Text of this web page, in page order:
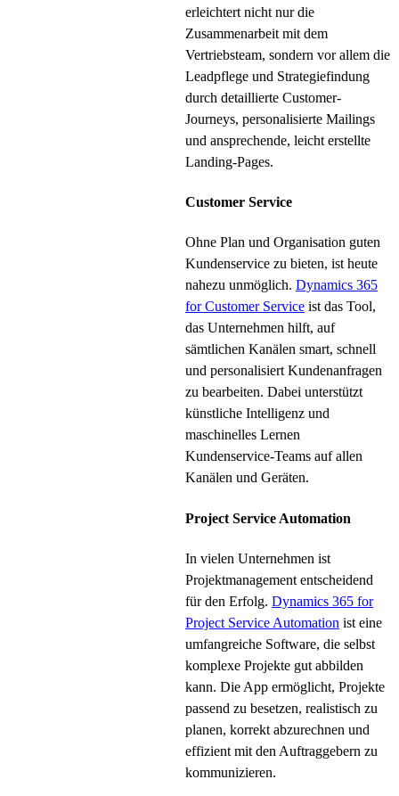
erleichtert nicht nur die
Zusammenarbeit mit dem
Vertriebsteam, sondern vor allem die
Leadpflege und Strategiefindung
durch detaillierte Customer-
Journeys, personalisierte Mailings
und ansprechende, leicht erstellte
Landing-Pages.
Customer Service
Ohne Plan und Organisation guten
Kundenservice zu bieten, ist heute
nahezu unmöglich. Dynamics 365
for Customer Service ist das Tool,
das Unternehmen hilft, auf
sämtlichen Kanälen smart, schnell
und personalisiert Kundenanfragen
zu bearbeiten. Dabei unterstützt
künstliche Intelligenz und
maschinelles Lernen
Kundenservice-Teams auf allen
Kanälen und Geräten.
Project Service Automation
In vielen Unternehmen ist
Projektmanagement entscheidend
für den Erfolg. Dynamics 365 for
Project Service Automation ist eine
umfangreiche Software, die selbst
komplexe Projekte gut abbilden
kann. Die App ermöglicht, Projekte
passend zu besetzen, realistisch zu
planen, korrekt abzurechnen und
effizient mit den Auftraggebern zu
kommunizieren.